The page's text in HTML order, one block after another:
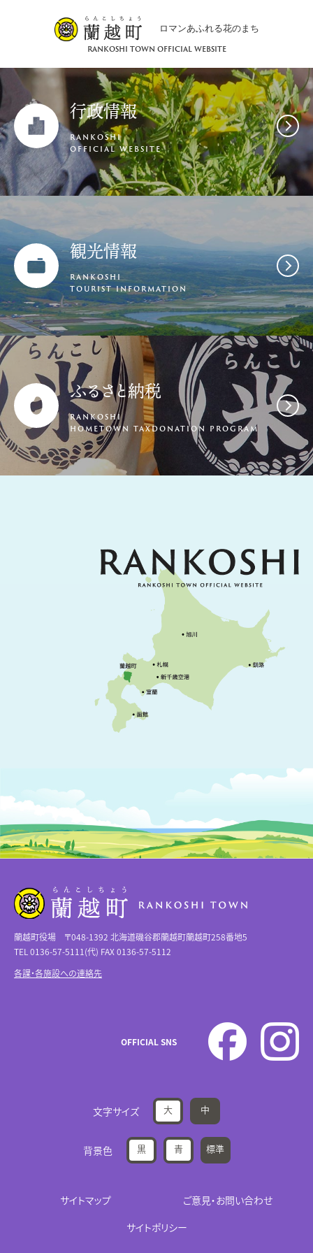
ロマンあふれる花のまち
RANKOSHI TOWN OFFICIAL WEBSITE
行政情報
RANKOSHI
OFFICIAL WEBSITE
観光情報
RANKOSHI
TOURIST INFORMATION
ふるさと納税
RANKOSHI
HOMETOWN TAXDONATION PROGRAM
蘭越町役場 〒048-1392 北海道磯谷郡蘭越町蘭越町258番地5
TEL 0136-57-5111(代) FAX 0136-57-5112
各課・各施設への連絡先
OFFICIAL SNS
文字サイズ 大 中
背景色 黒 青 標準
サイトマップ
ご意見・お問い合わせ
サイトポリシー